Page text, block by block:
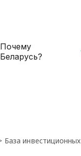
Почему
Беларусь?
База